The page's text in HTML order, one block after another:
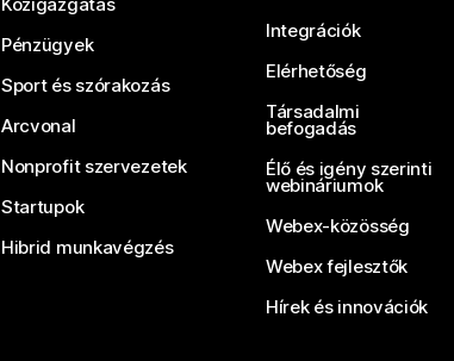
Pénzügyek
Sport és szórakozás
Arcvonal
Nonprofit szervezetek
Startupok
Hibrid munkavégzés
Integrációk
Elérhetőség
Társadalmi
befogadás
Élő és igény szerinti
webináriumok
Webex-közösség
Webex fejlesztők
Hírek és innovációk